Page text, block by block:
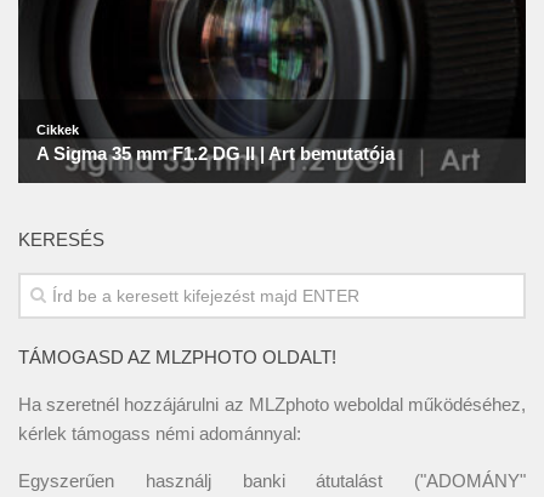
KERESÉS
TÁMOGASD AZ MLZPHOTO OLDALT!
Ha szeretnél hozzájárulni az MLZphoto weboldal működéséhez,
kérlek támogass némi adománnyal:
Egyszerűen használj banki átutalást ("ADOMÁNY"